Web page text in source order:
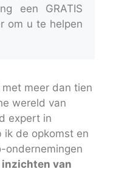
een GRATIS
om u te helpen
meer dan tien
wereld van
expert in
ik de opkomst en
ondernemingen
inzichten van